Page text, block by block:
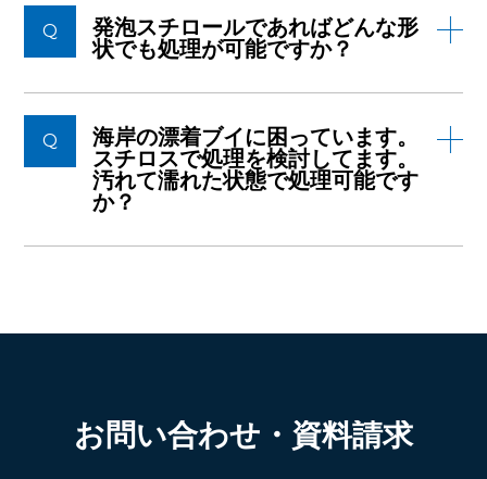
Q
発泡スチロールであればどんな形
状でも処理が可能ですか？
Q
海岸の漂着ブイに困っています。
スチロスで処理を検討してます。
汚れて濡れた状態で処理可能です
か？
お問い合わせ・資料請求